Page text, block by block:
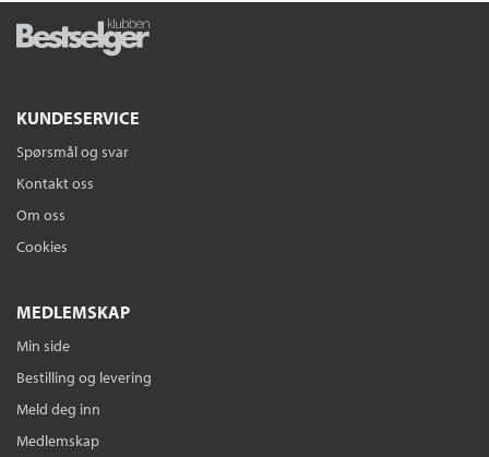
KUNDESERVICE
Spørsmål og svar
Kontakt oss
Om oss
Cookies
MEDLEMSKAP
Min side
Bestilling og levering
Meld deg inn
Medlemskap